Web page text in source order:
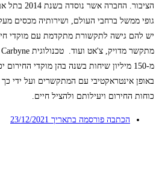
יש להם גישה לתקשורת מתקדמת עם מוקדי
מ-150 מיליון שיחות בשנה בהן מוקדי
באופן אינטראקטיבי עם המתקשרים ועל ידי
כוחות החירום ויעילותם ולהציל חיים.
הכתבה פורסמה בתאריך 23/12/2021